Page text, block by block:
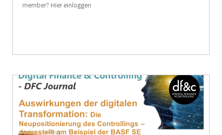
member? Hier einloggen